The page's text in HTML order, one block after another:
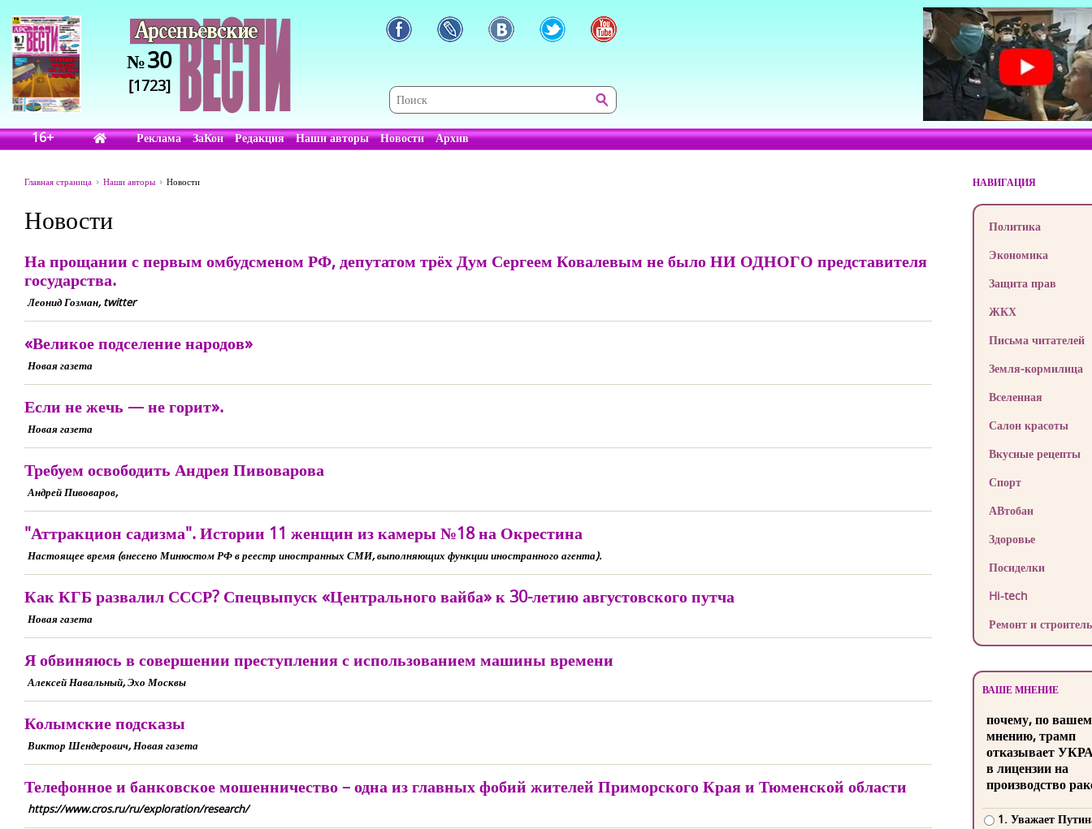
№30
[1723]
16+ Реклама ЗаКон Редакция Наши авторы Новости Архив
Главная страница Наши авторы Новости
Новости
На прощании с первым омбудсменом РФ, депутатом трёх Дум Сергеем Ковалевым не было НИ ОДНОГО представителя
государства.
Леонид Гозман, twitter
«Великое подселение народов»
Новая газета
Если не жечь — не горит».
Новая газета
Требуем освободить Андрея Пивоварова
Андрей Пивоваров,
"Аттракцион садизма". Истории 11 женщин из камеры №18 на Окрестина
Настоящее время (внесено Минюстом РФ в реестр иностранных СМИ, выполняющих функции иностранного агента).
Как КГБ развалил СССР? Спецвыпуск «Центрального вайба» к 30-летию августовского путча
Новая газета
Я обвиняюсь в совершении преступления с использованием машины времени
Алексей Навальный, Эхо Москвы
Колымские подсказы
Виктор Шендерович, Новая газета
Телефонное и банковское мошенничество – одна из главных фобий жителей Приморского Края и Тюменской области
https://www.cros.ru/ru/exploration/research/
НАВИГАЦИЯ
Политика
Экономика
Защита прав
ЖКХ
Письма читателей
Земля-кормилица
Вселенная
Салон красоты
Вкусные рецепты
Спорт
АВтобан
Здоровье
Посиделки
Hi-tech
Ремонт и
ВАШЕ МНЕНИЕ
почему, по
мнению, трамп
отказывает
в лицензии на
производство
1. Уважает